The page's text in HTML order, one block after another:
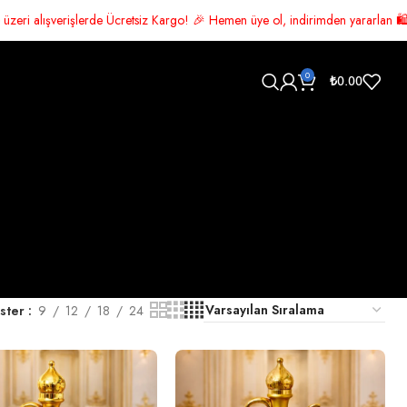
Kargo! 🎉 Hemen üye ol, indirimden yararlan 🛍️ Şimdi alışveriş
0 ₺0.00
9 12 18 24